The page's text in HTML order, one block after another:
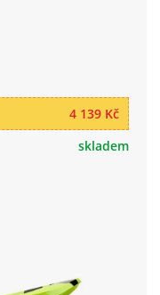
4 139 Kč
skladem